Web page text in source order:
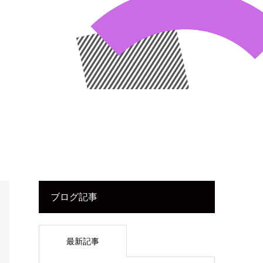
ブログ記事
最新記事